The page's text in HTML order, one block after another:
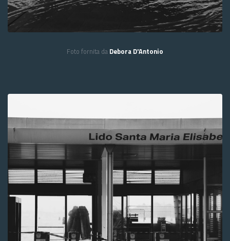
Foto fornita da Debora D'Antonio